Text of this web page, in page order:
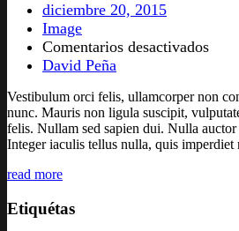
diciembre 20, 2015
Image
Comentarios desactivadosen
Title
David Peña
Vestibulum orci felis, ullamcorper non
nunc. Mauris non ligula suscipit,
felis. Nullam sed sapien dui. Nulla auctor
Integer iaculis tellus nulla, quis imperdiet
read more
Etiquétas